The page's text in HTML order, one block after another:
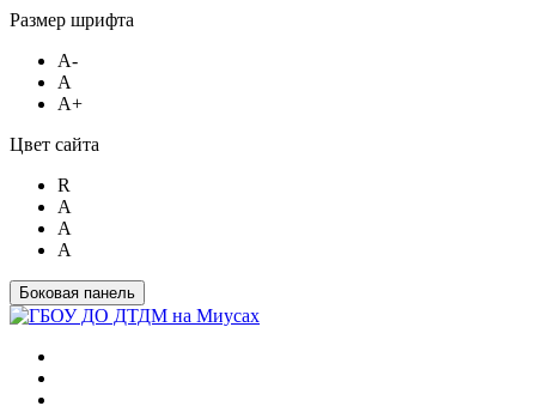
Размер шрифта
A-
A
A+
Цвет сайта
R
A
A
A
Боковая панель